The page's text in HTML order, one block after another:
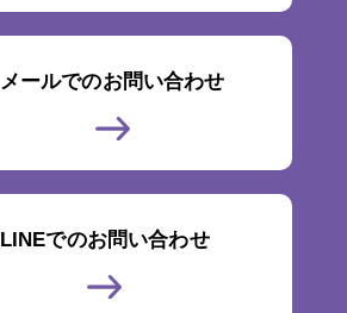
メールでのお問い合わせ
LINEでのお問い合わせ